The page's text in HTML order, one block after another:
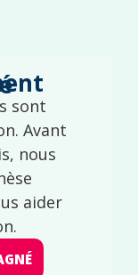
sont
Avant
nous
aider